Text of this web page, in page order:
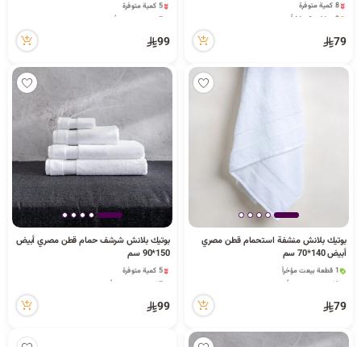
9 مشاهدة مؤخراً
9 مشاهدة مؤخراً
79
7 مشاهدة مؤخراً
7 مشاهدة مؤخراً
99
بوتيك بلانش منشفة استحمام قطن مصري
أبيض 140*70 سم
19 مشاهدة مؤخراً
19 مشاهدة مؤخراً79
بوتيك بلانش شرشف حمام قطن مصري أبيض
150*90 سم
17 مشاهدة مؤخراً
17 مشاهدة مؤخراً99